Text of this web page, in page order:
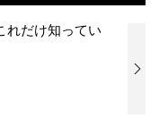
れだけ知ってい